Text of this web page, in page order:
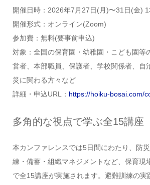
開催日時：2026年7月27日(月)〜31日(金)
開催形式：オンライン(Zoom)
参加費：無料(要事前申込)
対象：全国の保育園・幼稚園・こども園等
営者、本部職員、保護者、学校関係者、自
災に関わる方々など
詳細・申込URL： https://hoiku-bosai.com/
多角的な視点で学ぶ全15講座
本カンファレンスでは5日間にわたり、防
練・備蓄・組織マネジメントなど、保育現
で全15講座が実施されます。避難訓練の実